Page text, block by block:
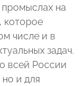
на
которое
числе и в
задач.
всей России
и для